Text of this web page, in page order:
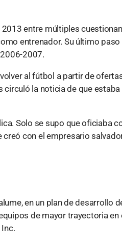
entre múltiples
entrenador. Su último
2007.
al fútbol a partir de
circuló la noticia de que
Solo se supo que oficiaba
creó con el empresario
en un plan de desarrollo
de mayor trayectoria en